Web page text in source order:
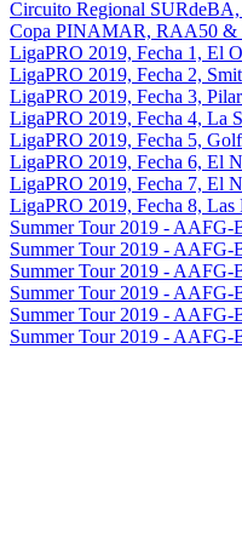
Circuito Regional
Copa PINAMAR, RAA50 &
LigaPRO 2019, Fecha 1, El
LigaPRO 2019, Fecha 2,
LigaPRO 2019, Fecha 3,
LigaPRO 2019, Fecha 4, La
LigaPRO 2019, Fecha 5,
LigaPRO 2019, Fecha 6, El
LigaPRO 2019, Fecha 7, El
LigaPRO 2019, Fecha 8, Las
Summer Tour 2019 - AAFG-
Summer Tour 2019 - AAFG-
Summer Tour 2019 - AAFG-
Summer Tour 2019 - AAFG-
Summer Tour 2019 - AAFG-
Summer Tour 2019 - AAFG-